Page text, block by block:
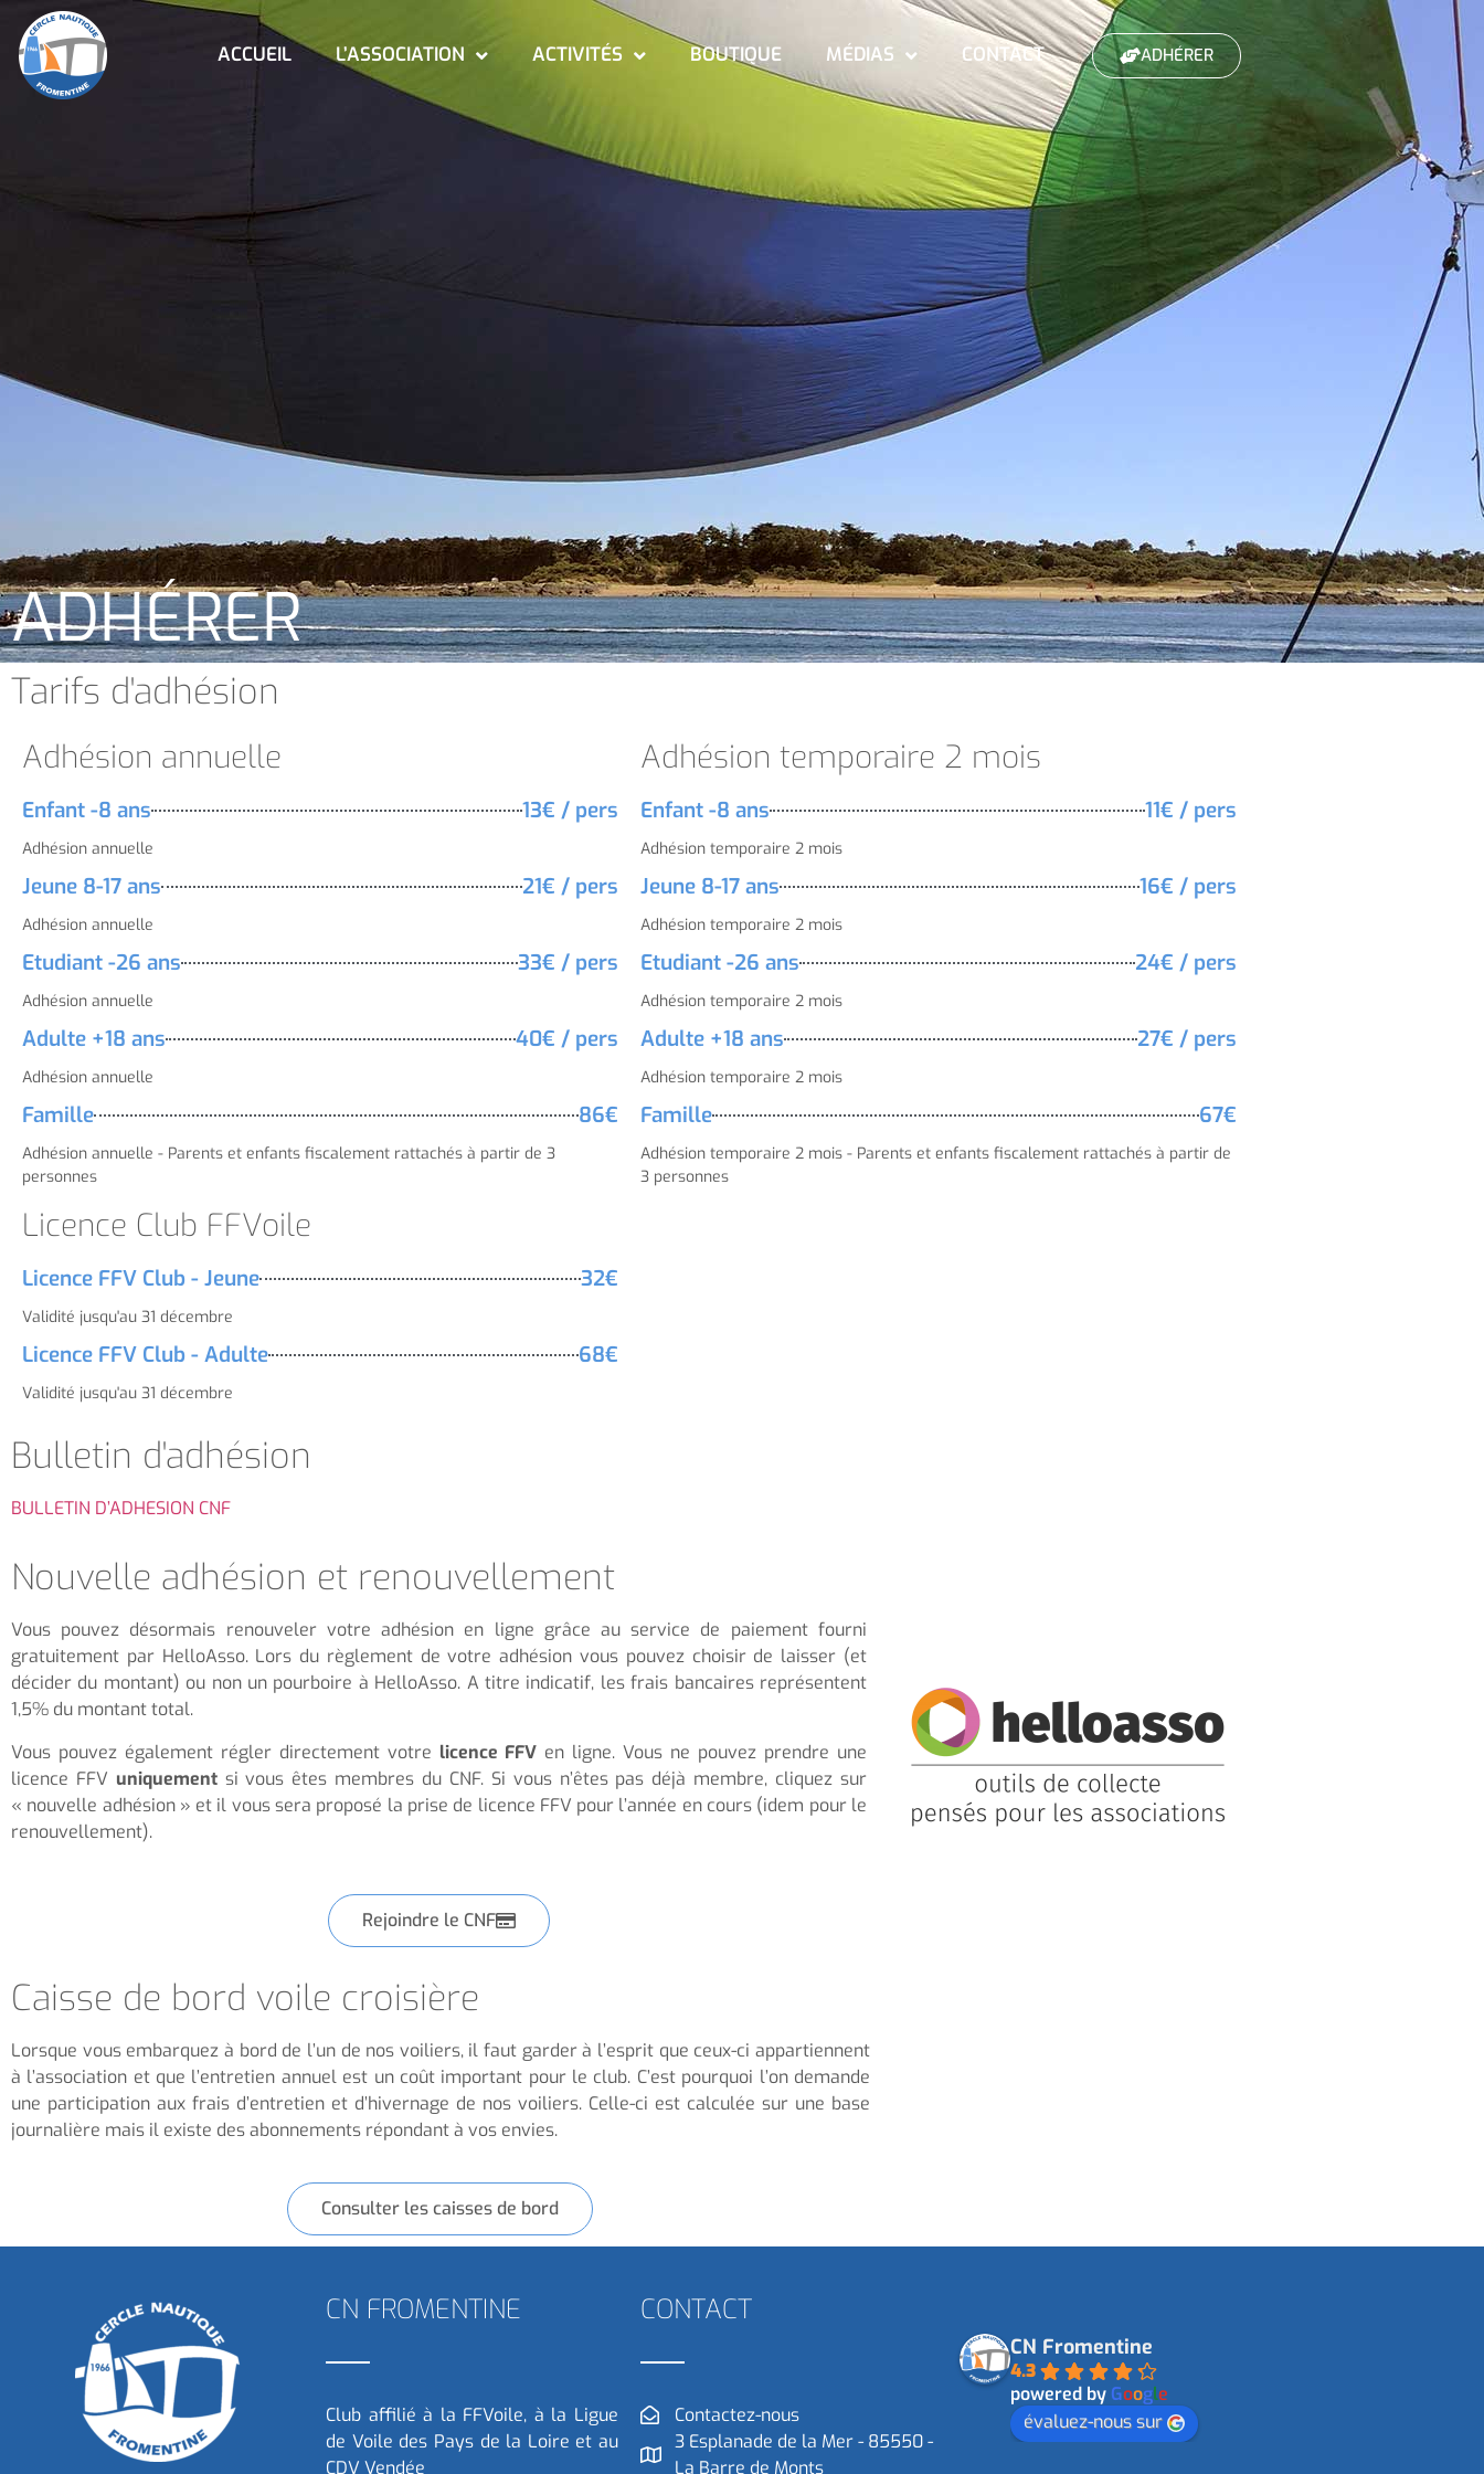
ACCUEIL L’ASSOCIATION ACTIVITÉS BOUTIQUE MÉDIAS CONTACT ADHÉRER
ADHÉRER
Tarifs d'adhésion
Adhésion annuelle
Enfant -8 ans 13€ / pers
Adhésion annuelle
Jeune 8-17 ans 21€ / pers
Adhésion annuelle
Etudiant -26 ans 33€ / pers
Adhésion annuelle
Adulte +18 ans 40€ / pers
Adhésion annuelle
Famille 86€
Adhésion annuelle - Parents et enfants fiscalement rattachés à partir de 3
personnes
Adhésion temporaire 2 mois
Enfant -8 ans 11€ / pers
Adhésion temporaire 2 mois
Jeune 8-17 ans 16€ / pers
Adhésion temporaire 2 mois
Etudiant -26 ans 24€ / pers
Adhésion temporaire 2 mois
Adulte +18 ans 27€ / pers
Adhésion temporaire 2 mois
Famille 67€
Adhésion temporaire 2 mois - Parents et enfants fiscalement rattachés à partir de
3 personnes
Licence Club FFVoile
Licence FFV Club - Jeune 32€
Validité jusqu'au 31 décembre
Licence FFV Club - Adulte 68€
Validité jusqu'au 31 décembre
Bulletin d'adhésion
BULLETIN D’ADHESION CNF
Nouvelle adhésion et renouvellement
Vous pouvez désormais renouveler votre adhésion en ligne grâce au service de paiement fourni
gratuitement par HelloAsso. Lors du règlement de votre adhésion vous pouvez choisir de laisser (et
décider du montant) ou non un pourboire à HelloAsso. A titre indicatif, les frais bancaires représentent
1,5% du montant total.
Vous pouvez également régler directement votre licence FFV en ligne. Vous ne pouvez prendre une
licence FFV uniquementsi vous êtes membres du CNF. Si vous n’êtes pas déjà membre, cliquez sur
« nouvelle adhésion » et il vous sera proposé la prise de licence FFV pour l’année en cours (idem pour le
renouvellement).
Rejoindre le CNF
Caisse de bord voile croisière
Lorsque vous embarquez à bord de l’un de nos voiliers, il faut garder à l’esprit que ceux-ci appartiennent
à l’association et que l’entretien annuel est un coût important pour le club. C’est pourquoi l’on demande
une participation aux frais d’entretien et d’hivernage de nos voiliers. Celle-ci est calculée sur une base
journalière mais il existe des abonnements répondant à vos envies.
Consulter les caisses de bord
CN FROMENTINE
Club affilié à la FFVoile, à la Ligue
de Voile des Pays de la Loire et au
CDV Vendée
CONTACT
Contactez-nous
3 Esplanade de la Mer - 85550 -
La Barre de Monts
CN Fromentine
4.3
powered by Google
évaluez-nous sur